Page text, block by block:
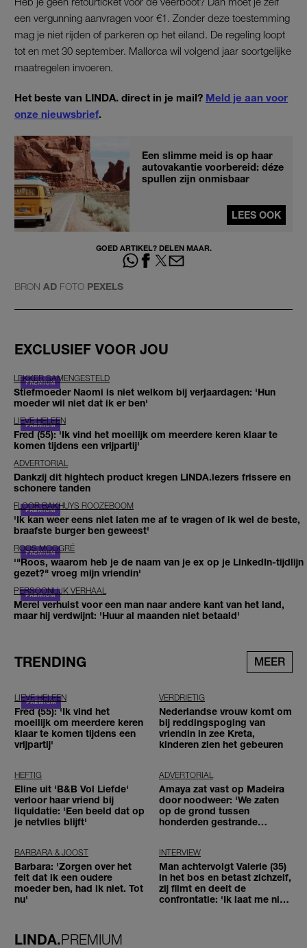
een vergunning aanvragen voor €1. Zonder deze toestemming
mag je niet rijden of parkeren op het eiland. De regeling loopt
tot en met 30 september. Mallorca wil volgend jaar soortgelijke
maatregelen invoeren.
Het beste van LINDA. direct in je mail? Meld je aan voor
onze nieuwsbrief.
Een slimme meid is op haar
autovakantie voorbereid: déze
spullen zijn onmisbaar
LEES OOK
GOED ARTIKEL? DELEN MAAR.
BRON AD FOTO PEXELS
EXCLUSIEF VOOR JOU
LEKKER SAMENGESTELD
Stiefmoeder Naomi is niet welkom bij verjaardagen: 'Hun
moeder wil niet dat ik er ben'
LIEVE HELEEN
Fred (55): 'Ik vind het moeilijk om meerdere keren klaar te
komen tijdens een vrijpartij'
ADVERTORIAL
Dankzij dit hightech product kregen LINDA.lezers frissere en
schonere tanden
FLOOR BAKHUYS ROOZEBOOM
'Ik kan weer eens niet laten me af te vragen of ik wel de beste,
braafste burger ben geweest'
ROOS MOGGRÉ
'"Roos, waarom heb je de naam van je ex op je LinkedIn-tijdlijn
gezet?" vroeg mijn vriendin'
PERSOONLIJK VERHAAL
Merel verhuist voor een man naar andere kant van het land,
maar hij verdwijnt: 'Huur al maanden niet betaald'
TRENDING MEER
LIEVE HELEEN
Fred (55): 'Ik vind het
moeilijk om meerdere keren
klaar te komen tijdens een
vrijpartij'
VERDRIETIG
Nederlandse vrouw komt om
bij reddingspoging van
vriendin in zee Kreta,
kinderen zien het gebeuren
HEFTIG
Eline uit 'B&B Vol Liefde'
verloor haar vriend bij
liquidatie: 'Een beeld dat op
je netvlies blijft'
ADVERTORIAL
Amaya zat vast op Madeira
door noodweer: 'We zaten
op de grond tussen
honderden gestrande
BARBARA & JOOST
Barbara: 'Zorgen over het
feit dat ik een oudere
moeder ben, had ik niet. Tot
nu'
INTERVIEW
Man achtervolgt Valerie (35)
in het bos en betast zichzelf,
zij filmt en deelt de
confrontatie: 'Ik laat me niet
LINDA.PREMIUM